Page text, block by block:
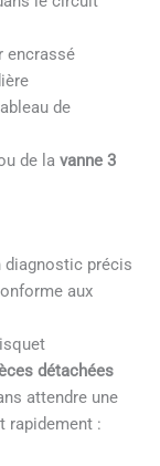
encrassé
de
de lavanne 3
diagnostic précis
aux
détachées
attendre une
rapidement :